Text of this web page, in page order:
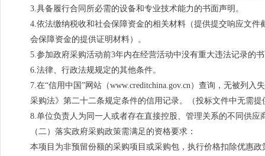
3.具备履行合同所必需的设备和专业技术能力的书面声明。
4.依法缴纳税收和社会保障资金的相关材料（提供提交响应文
会保障资金的提供证明材料）。
5.参加政府采购活动前3年内在经营活动中没有重大违法记录的
6.法律、行政法规规定的其他条件。
7.在“信用中国”网站（www.creditchina.gov.cn）查询，无被列
采购法》第二十二条规定条件的信用记录。（投标文件中无需提
8.单位负责人为同一人或者存在直接控股、管理关系的不同供
（二）落实政府采购政策需满足的资格要求：
本项目为非预留份额的采购项目或采购包，执行价格扣除优惠